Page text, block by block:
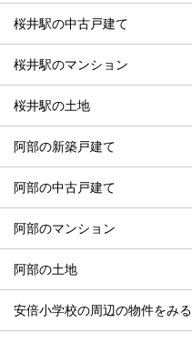
桜井駅の中古戸建て
桜井駅のマンション
桜井駅の土地
阿部の新築戸建て
阿部の中古戸建て
阿部のマンション
阿部の土地
安倍小学校の周辺の物件をみる